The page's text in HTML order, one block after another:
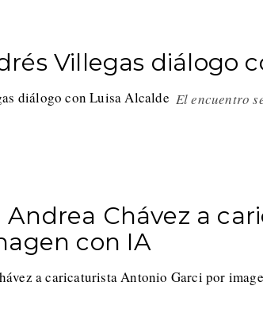
Villegas diálogo
El encuentro
Andrea Chávez a
con IA